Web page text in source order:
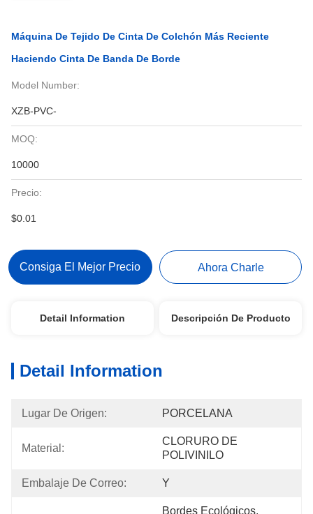
Máquina De Tejido De Cinta De Colchón Más Reciente
Haciendo Cinta De Banda De Borde
Model Number:
XZB-PVC-
MOQ:
10000
Precio:
$0.01
Consiga El Mejor Precio Ahora Charle
Detail Information Descripción De Producto
Detail Information
Lugar De Origen: PORCELANA
Material:
CLORURO DE
POLIVINILO
Embalaje De Correo: Y
Bordes Ecológicos,